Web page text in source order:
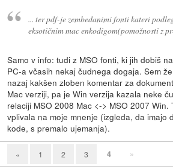
... ter pdf-je zembedanimi fonti kateri
eksotičnim mac enkodigom(pomožnosti z
Samo v info: tudi z MSO fonti, ki jih dobiš
PC-a včasih nekaj čudnega dogaja. Sem
nazaj kakšen zloben komentar za
Mac verziji, pa je Win verzija kazala neke
relaciji MSO 2008 Mac <-> MSO 2007 Win.
vplivala na moje mnenje (izgleda, da imajo
kode, s premalo ujemanja).
« 1 2 3 4 »